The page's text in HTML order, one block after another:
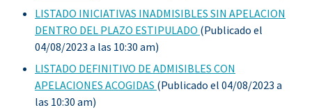
LISTADO INICIATIVAS INADMISIBLES SIN APELACION
DENTRO DEL PLAZO ESTIPULADO (Publicado el
04/08/2023 a las 10:30 am)
LISTADO DEFINITIVO DE ADMISIBLES CON
APELACIONES ACOGIDAS (Publicado el 04/08/2023 a
las 10:30 am)